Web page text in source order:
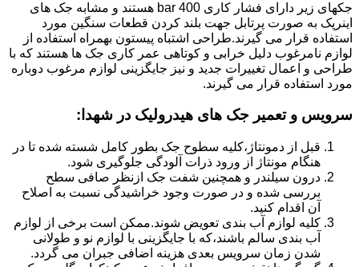
جکهای زیر دارای فشار کاری 400 bar هستند و مشابه جک های
اینرپک به صورت پرتابل جهت بلند کردن قطعات سنگین مورد
استفاده قرار می گیرند.طراحی اشتباه پیستون بهمراه استفاده از
لوازم نامرغوب دلیل خرابی و کوتاهی عمر کاری جک ها هستند که با
طراحی و اعمال تغییرات جدید و نیز جایگزینی لوازم مرغوب دوباره
مورد استفاده قرار می گیرند.
سرویس و تعمیر جک های هیدرولیک در شهدا :
قبل از دمونتاژ،کلیه سطوح جک بطور کامل شسته شده تا در
هنگام مونتاژ از ورود ذرات آلودگی جلوگیری شود.
درون سیلندر و همچنین شفت جک ازنظر صافی سطح
بررسی شده و در صورت وجود خراشیدگی نسبت به اصلاح
آن اقدام کنید.
کلیه لوازم آب بندی تعویض شوند.ممکن است برخی از لوازم
آب بندی سالم باشند،که با جایگزینی با لوازم نو و طولانی
شدن زمان سرویس بعدی هزینه اضافی جبران می گردد.